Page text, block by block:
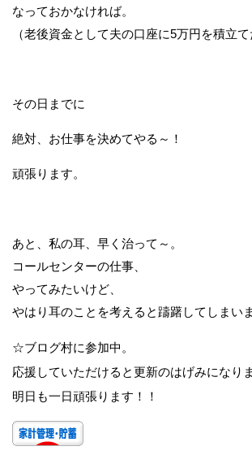
なっておかなければ。
（老後資金として夫の口座に5万円を積立て
その日までに
絶対、お仕事を決めてやる～！
頑張ります。
あと、私の耳、早く治って～。
コールセンターの仕事、
やってみたいけど、
やはり耳のことを考えると躊躇してしまいま
☆ブログ村に参加中。
応援していただけると更新のはげみになりま
明日も一日頑張ります！！